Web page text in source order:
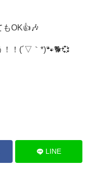
もOK👍🎶
！！(´▽｀*)🐾🐕💞
LINE